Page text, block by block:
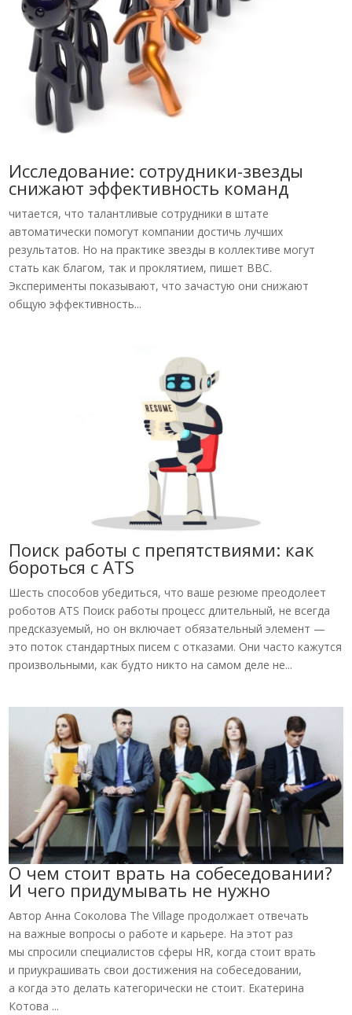
Исследование: сотрудники-звезды
снижают эффективность команд
читается, что талантливые сотрудники в штате
автоматически помогут компании достичь лучших
результатов. Но на практике звезды в коллективе могут
стать как благом, так и проклятием, пишет BBC.
Эксперименты показывают, что зачастую они снижают
общую эффективность...
Поиск работы с препятствиями: как
бороться с ATS
Шесть способов убедиться, что ваше резюме преодолеет
роботов ATS Поиск работы процесс длительный, не всегда
предсказуемый, но он включает обязательный элемент —
это поток стандартных писем с отказами. Они часто кажутся
произвольными, как будто никто на самом деле не...
О чем стоит врать на собеседовании?
И чего придумывать не нужно
Автор Анна Соколова The Village продолжает отвечать
на важные вопросы о работе и карьере. На этот раз
мы спросили специалистов сферы HR, когда стоит врать
и приукрашивать свои достижения на собеседовании,
а когда это делать категорически не стоит. Екатерина
Котова ...